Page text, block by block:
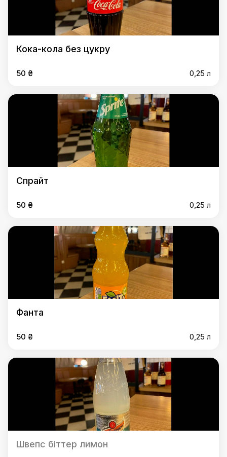
Кока-кола без цукру
50 ₴ 0,25 л
Спрайт
50 ₴ 0,25 л
Фанта
50 ₴ 0,25 л
Швепс біттер лимон